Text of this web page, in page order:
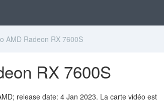
AMD Radeon RX 7600S
RX 7600S
release date: 4 Jan 2023. La carte vidéo est